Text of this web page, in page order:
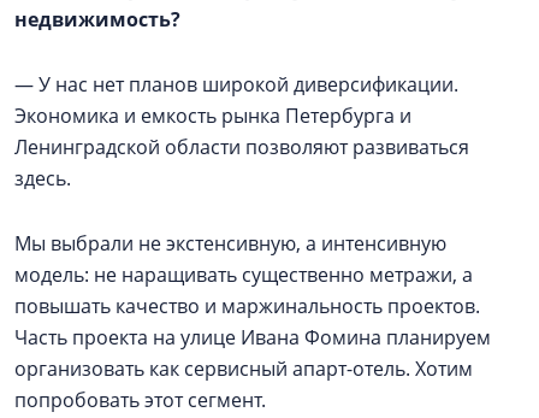
недвижимость?
— У нас нет планов широкой диверсификации.
Экономика и емкость рынка Петербурга и
Ленинградской области позволяют развиваться
здесь.
Мы выбрали не экстенсивную, а интенсивную
модель: не наращивать существенно метражи, а
повышать качество и маржинальность проектов.
Часть проекта на улице Ивана Фомина планируем
организовать как сервисный апарт-отель. Хотим
попробовать этот сегмент.